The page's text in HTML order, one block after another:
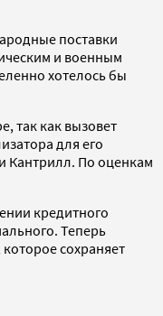
поставки
и военным
хотелось бы
так как вызовет
для его
Кантрилл. По оценкам
кредитного
Теперь
сохраняет